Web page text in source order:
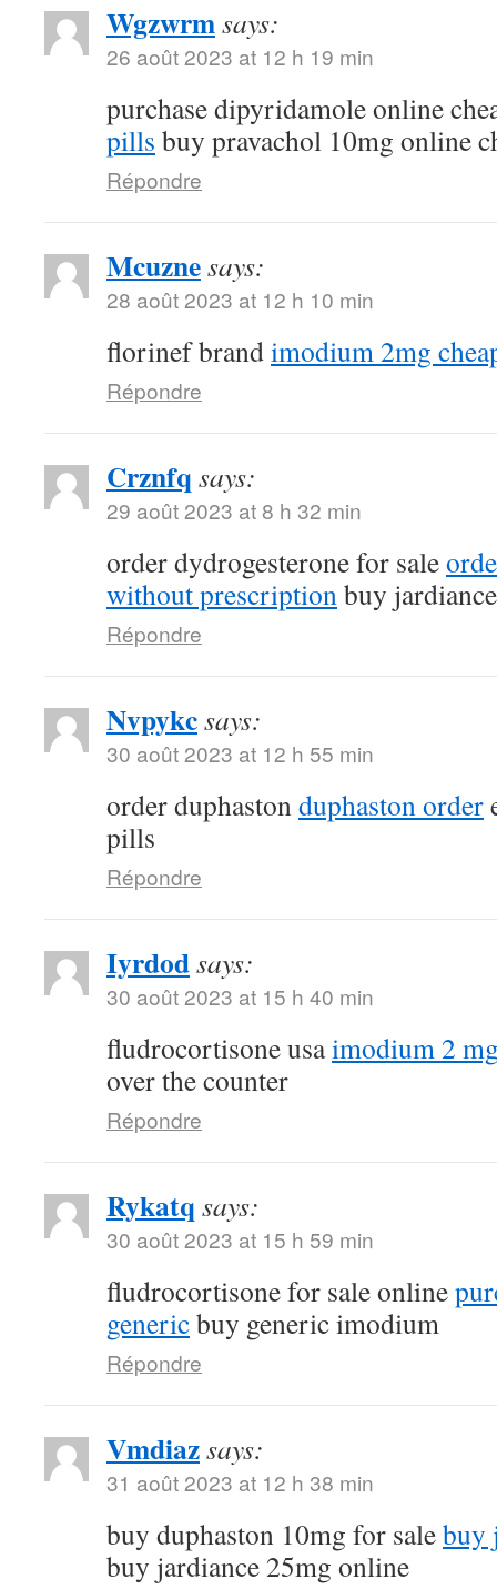
Wgzwrmsays:
26 août 2023 at 12 h 19 min
purchase dipyridamole online
pills buy pravachol 10mg online
Répondre
Mcuznesays:
28 août 2023 at 12 h 10 min
florinef brandimodium 2mg
Répondre
Crznfq says:
29 août 2023 at 8 h 32 min
order dydrogesterone for sale
without prescriptionbuy
Répondre
Nvpykcsays:
30 août 2023 at 12 h 55 min
order duphastonduphaston order
pills
Répondre
Iyrdodsays:
30 août 2023 at 15 h 40 min
fludrocortisone usaimodium 2
over the counter
Répondre
Rykatq says:
30 août 2023 at 15 h 59 min
fludrocortisone for sale online
genericbuy generic imodium
Répondre
Vmdiazsays:
31 août 2023 at 12 h 38 min
buy duphaston 10mg for salebuy
buy jardiance 25mg online